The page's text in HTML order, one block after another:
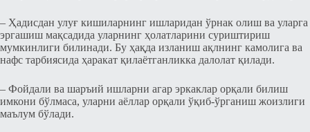
– Ҳадисдан улуғ кишиларнинг ишларидан ўрнак олиш ва уларга
эргашиш мақсадида уларнинг ҳолатларини суриштириш
мумкинлиги билинади. Бу ҳақда изланиш ақлнинг камолига ва
нафс тарбиясида ҳаракат қилаётганликка далолат қилади.
– Фойдали ва шаръий ишларни агар эркаклар орқали билиш
имкони бўлмаса, уларни аёллар орқали ўқиб-ўрганиш жоизлиги
маълум бўлади.